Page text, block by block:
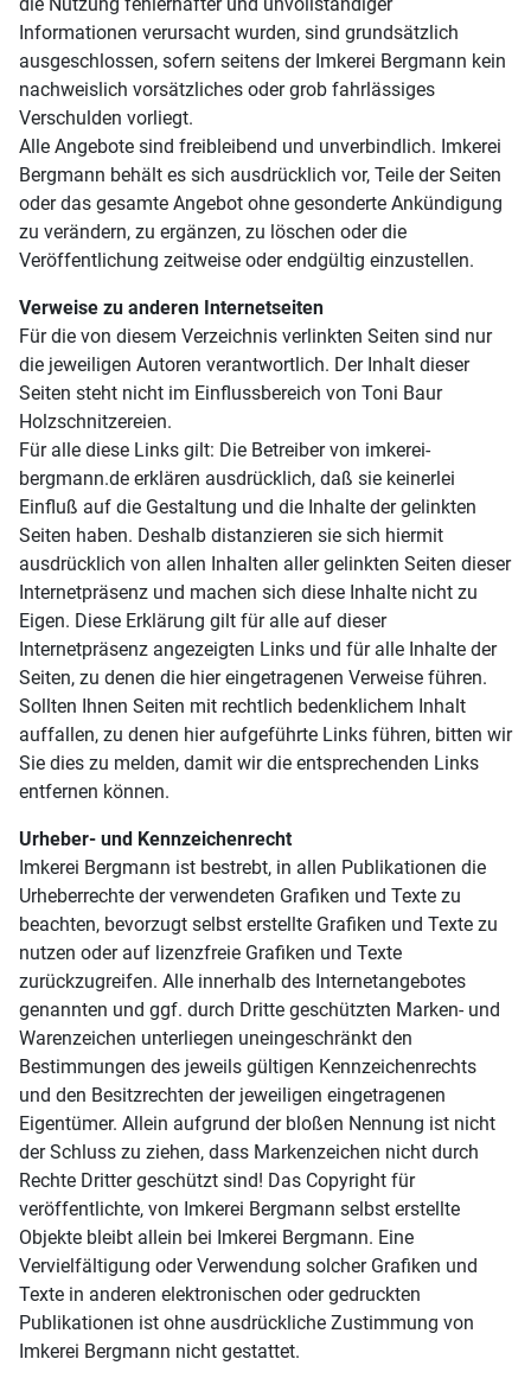
Informationen verursacht wurden, sind grundsätzlich
ausgeschlossen, sofern seitens der Imkerei Bergmann kein
nachweislich vorsätzliches oder grob fahrlässiges
Verschulden vorliegt.
Alle Angebote sind freibleibend und unverbindlich. Imkerei
Bergmann behält es sich ausdrücklich vor, Teile der Seiten
oder das gesamte Angebot ohne gesonderte Ankündigung
zu verändern, zu ergänzen, zu löschen oder die
Veröffentlichung zeitweise oder endgültig einzustellen.
Verweise zu anderen Internetseiten
Für die von diesem Verzeichnis verlinkten Seiten sind nur
die jeweiligen Autoren verantwortlich. Der Inhalt dieser
Seiten steht nicht im Einflussbereich von Toni Baur
Holzschnitzereien.
Für alle diese Links gilt: Die Betreiber von imkerei-
bergmann.de erklären ausdrücklich, daß sie keinerlei
Einfluß auf die Gestaltung und die Inhalte der gelinkten
Seiten haben. Deshalb distanzieren sie sich hiermit
ausdrücklich von allen Inhalten aller gelinkten Seiten dieser
Internetpräsenz und machen sich diese Inhalte nicht zu
Eigen. Diese Erklärung gilt für alle auf dieser
Internetpräsenz angezeigten Links und für alle Inhalte der
Seiten, zu denen die hier eingetragenen Verweise führen.
Sollten Ihnen Seiten mit rechtlich bedenklichem Inhalt
auffallen, zu denen hier aufgeführte Links führen, bitten wir
Sie dies zu melden, damit wir die entsprechenden Links
entfernen können.
Urheber- und Kennzeichenrecht
Imkerei Bergmann ist bestrebt, in allen Publikationen die
Urheberrechte der verwendeten Grafiken und Texte zu
beachten, bevorzugt selbst erstellte Grafiken und Texte zu
nutzen oder auf lizenzfreie Grafiken und Texte
zurückzugreifen. Alle innerhalb des Internetangebotes
genannten und ggf. durch Dritte geschützten Marken- und
Warenzeichen unterliegen uneingeschränkt den
Bestimmungen des jeweils gültigen Kennzeichenrechts
und den Besitzrechten der jeweiligen eingetragenen
Eigentümer. Allein aufgrund der bloßen Nennung ist nicht
der Schluss zu ziehen, dass Markenzeichen nicht durch
Rechte Dritter geschützt sind! Das Copyright für
veröffentlichte, von Imkerei Bergmann selbst erstellte
Objekte bleibt allein bei Imkerei Bergmann. Eine
Vervielfältigung oder Verwendung solcher Grafiken und
Texte in anderen elektronischen oder gedruckten
Publikationen ist ohne ausdrückliche Zustimmung von
Imkerei Bergmann nicht gestattet.